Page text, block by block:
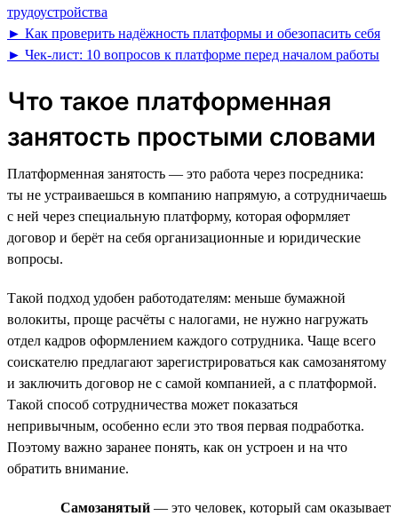
трудоустройства
► Как проверить надёжность платформы и обезопасить себя
► Чек-лист: 10 вопросов к платформе перед началом работы
Что такое платформенная
занятость простыми словами
Платформенная занятость — это работа через посредника:
ты не устраиваешься в компанию напрямую, а сотрудничаешь
с ней через специальную платформу, которая оформляет
договор и берёт на себя организационные и юридические
вопросы.
Такой подход удобен работодателям: меньше бумажной
волокиты, проще расчёты с налогами, не нужно нагружать
отдел кадров оформлением каждого сотрудника. Чаще всего
соискателю предлагают зарегистрироваться как самозанятому
и заключить договор не с самой компанией, а с платформой.
Такой способ сотрудничества может показаться
непривычным, особенно если это твоя первая подработка.
Поэтому важно заранее понять, как он устроен и на что
обратить внимание.
Самозанятый — это человек, который сам оказывает